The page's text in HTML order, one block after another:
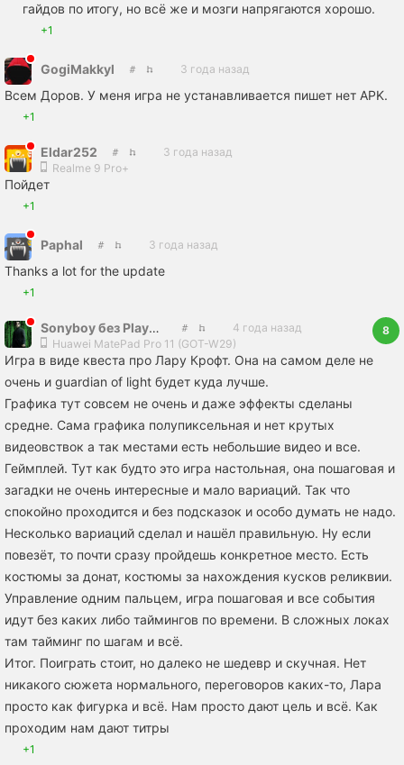
гайдов по итогу, но всё же и мозги напрягаются хорошо.
+1
GogiMakkyl 3 года назад
Всем Доров. У меня игра не устанавливается пишет нет APK.
+1
Eldar252
3 года назад
Realme 9 Pro+
Пойдет
+1
Paphal 3 года назад
Thanks a lot for the update
+1
Sonyboy без PlayStation
4 года назад
Huawei MatePad Pro 11 (GOT-W29)
8
Игра в виде квеста про Лару Крофт. Она на самом деле не
очень и guardian of light будет куда лучше.
Графика тут совсем не очень и даже эффекты сделаны
средне. Сама графика полупиксельная и нет крутых
видеовствок а так местами есть небольшие видео и все.
Геймплей. Тут как будто это игра настольная, она пошаговая и
загадки не очень интересные и мало вариаций. Так что
спокойно проходится и без подсказок и особо думать не надо.
Несколько вариаций сделал и нашёл правильную. Ну если
повезёт, то почти сразу пройдешь конкретное место. Есть
костюмы за донат, костюмы за нахождения кусков реликвии.
Управление одним пальцем, игра пошаговая и все события
идут без каких либо таймингов по времени. В сложных локах
там тайминг по шагам и всё.
Итог. Поиграть стоит, но далеко не шедевр и скучная. Нет
никакого сюжета нормального, переговоров каких-то, Лара
просто как фигурка и всё. Нам просто дают цель и всё. Как
проходим нам дают титры
+1